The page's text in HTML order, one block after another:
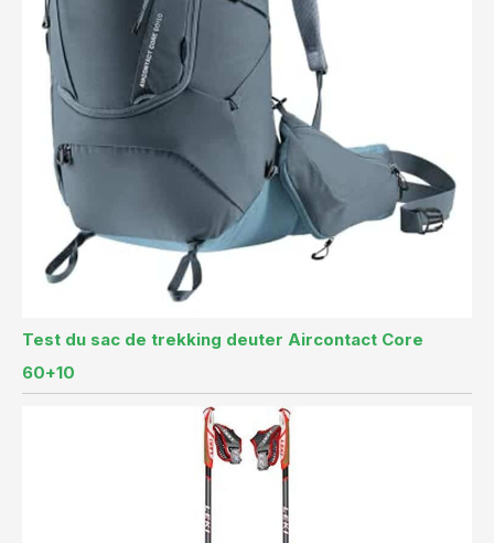
Test du sac de trekking deuter Aircontact Core
60+10